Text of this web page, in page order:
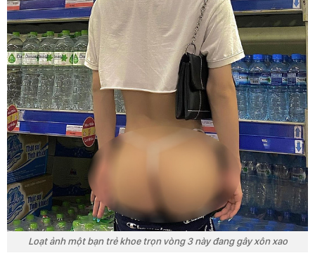
Loạt ảnh một bạn trẻ khoe trọn vòng 3 này đang gây xôn xao